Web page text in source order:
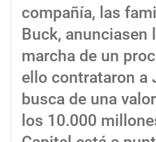
compañía, las
Buck, anunciasen
marcha de un
ello contrataron a
busca de una
los 10.000